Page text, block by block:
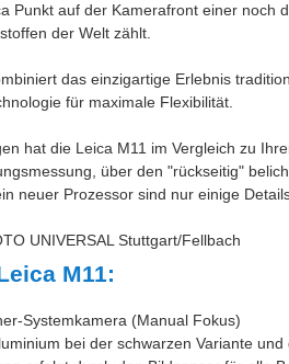
Punkt auf der Kamerafront einer
der Welt zählt.
das einzigartige Erlebnis
für maximale Flexibilität.
hat die Leica M11 im Vergleich zu
über den "rückseitig"
neuer Prozessor sind nur einige
UNIVERSAL Stuttgart/Fellbach
M11:
Systemkamera (Manual Fokus)
bei der schwarzen Variante